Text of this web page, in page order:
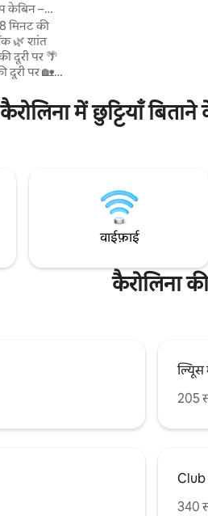
केबिन –
मिनट की
🌿 शांत
दूरी पर 🌴
दूरी पर 🏡
केबिन 🛏
सो सकते हैं)
जहाँ
कूलर
कैरोलिना में छुट्टियाँ
वाईफ़ाई
कैरोलिना
ल्यूिस
205
Club
340